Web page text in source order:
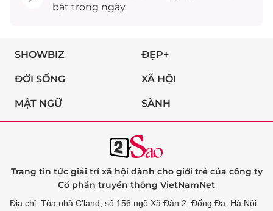
bật trong ngày
SHOWBIZ ĐẸP+
ĐỜI SỐNG XÃ HỘI
MẬT NGỮ SÀNH
Trang tin tức giải trí xã hội dành cho giới trẻ của công ty
Cổ phần truyền thông VietNamNet
Địa chỉ: Tòa nhà C’land, số 156 ngõ Xã Đàn 2, Đống Đa, Hà Nội